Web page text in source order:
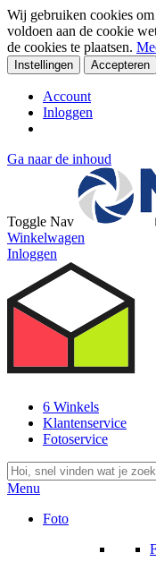
Wij gebruiken cookies
voldoen aan de cookie
de cookies te plaatsen.
Instellingen Accepteren
Account
Inloggen
Ga naar de inhoud
Toggle Nav
Winkelwagen
Inloggen
6 Winkels
Klantenservice
Fotoservice
Menu
Foto